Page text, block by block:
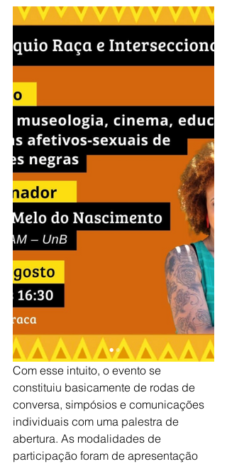
Com esse intuito, o evento se
constituiu basicamente de rodas de
conversa, simpósios e comunicações
individuais com uma palestra de
abertura. As modalidades de
participação foram de apresentação